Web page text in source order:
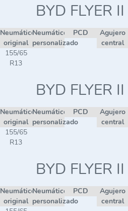
BYD FLYER
Neumático
original
Neumático
personalizado
PCD
Agujero
central
155/65
R13
BYD FLYER
Neumático
original
Neumático
personalizado
PCD
Agujero
central
155/65
R13
BYD FLYER
Neumático
original
Neumático
personalizado
PCD
Agujero
central